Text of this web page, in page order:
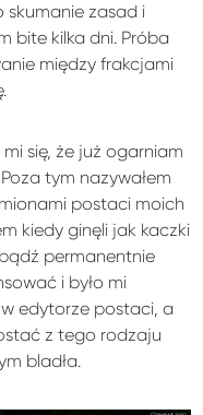
skumanie zasad i
bite kilka dni. Próba
między frakcjami
się, że już ogarniam
tym nazywałem
postaci moich
kiedy ginęli jak kaczki
permanentnie
i było mi
w edytorze postaci, a
z tego rodzaju
bladła.